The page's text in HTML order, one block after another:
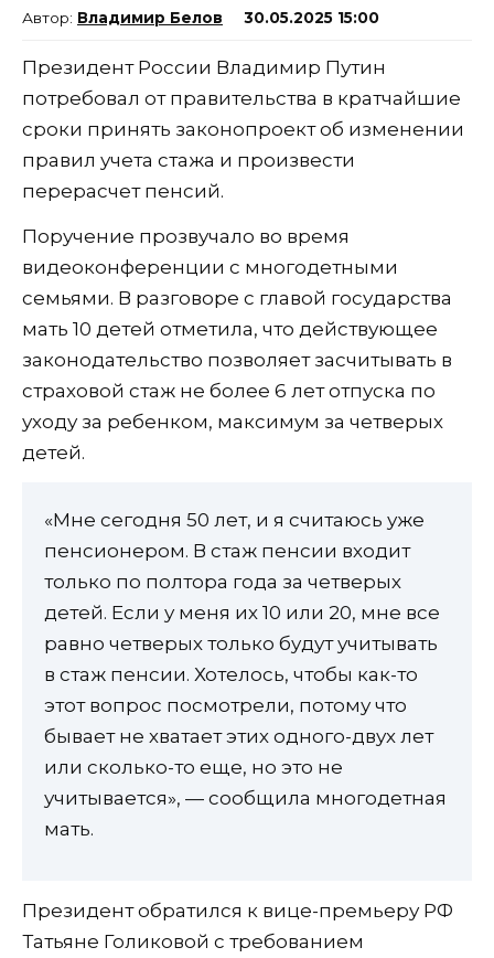
Владимир Белов 30.05.2025 15:00
Президент России Владимир Путин
потребовал от правительства в кратчайшие
сроки принять законопроект об изменении
правил учета стажа и произвести
перерасчет пенсий.
Поручение прозвучало во время
видеоконференции с многодетными
семьями. В разговоре с главой государства
мать 10 детей отметила, что действующее
законодательство позволяет засчитывать в
страховой стаж не более 6 лет отпуска по
уходу за ребенком, максимум за четверых
детей.
«Мне сегодня 50 лет, и я считаюсь уже
пенсионером. В стаж пенсии входит
только по полтора года за четверых
детей. Если у меня их 10 или 20, мне все
равно четверых только будут учитывать
в стаж пенсии. Хотелось, чтобы как-то
этот вопрос посмотрели, потому что
бывает не хватает этих одного-двух лет
или сколько-то еще, но это не
учитывается», — сообщила многодетная
мать.
Президент обратился к вице-премьеру РФ
Татьяне Голиковой с требованием